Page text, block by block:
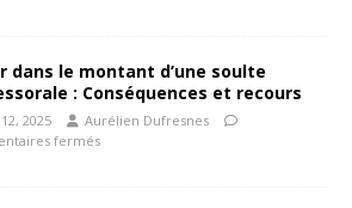
dans le montant d’une soulte
: Conséquences et recours
2025
Aurélien Dufresnes
fermés